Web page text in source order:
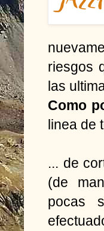
riesgos
las
Como
linea de
... de
(de
pocas